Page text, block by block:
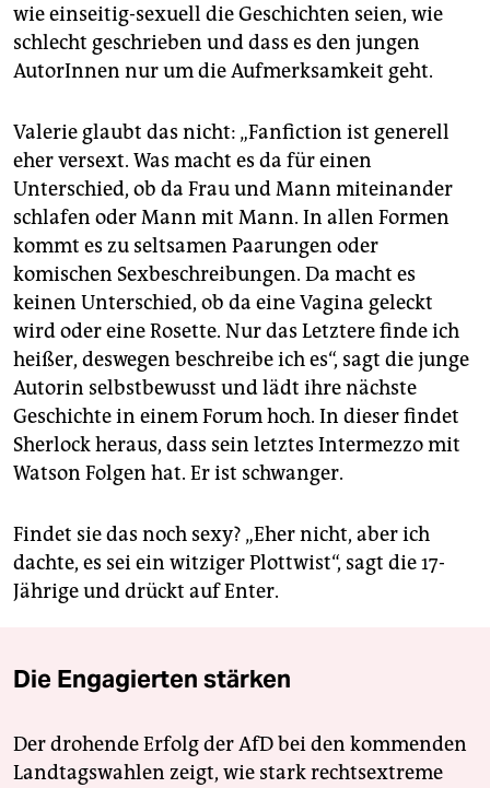
wie einseitig-sexuell die Geschichten seien, wie
schlecht geschrieben und dass es den jungen
AutorInnen nur um die Aufmerksamkeit geht.
Valerie glaubt das nicht: „Fanfiction ist generell
eher versext. Was macht es da für einen
Unterschied, ob da Frau und Mann miteinander
schlafen oder Mann mit Mann. In allen Formen
kommt es zu seltsamen Paarungen oder
komischen Sexbeschreibungen. Da macht es
keinen Unterschied, ob da eine Vagina geleckt
wird oder eine Rosette. Nur das Letztere finde ich
heißer, deswegen beschreibe ich es“, sagt die junge
Autorin selbstbewusst und lädt ihre nächste
Geschichte in einem Forum hoch. In dieser findet
Sherlock heraus, dass sein letztes Intermezzo mit
Watson Folgen hat. Er ist schwanger.
Findet sie das noch sexy? „Eher nicht, aber ich
dachte, es sei ein witziger Plottwist“, sagt die 17-
Jährige und drückt auf Enter.
Die Engagierten stärken
Der drohende Erfolg der AfD bei den kommenden
Landtagswahlen zeigt, wie stark rechtsextreme